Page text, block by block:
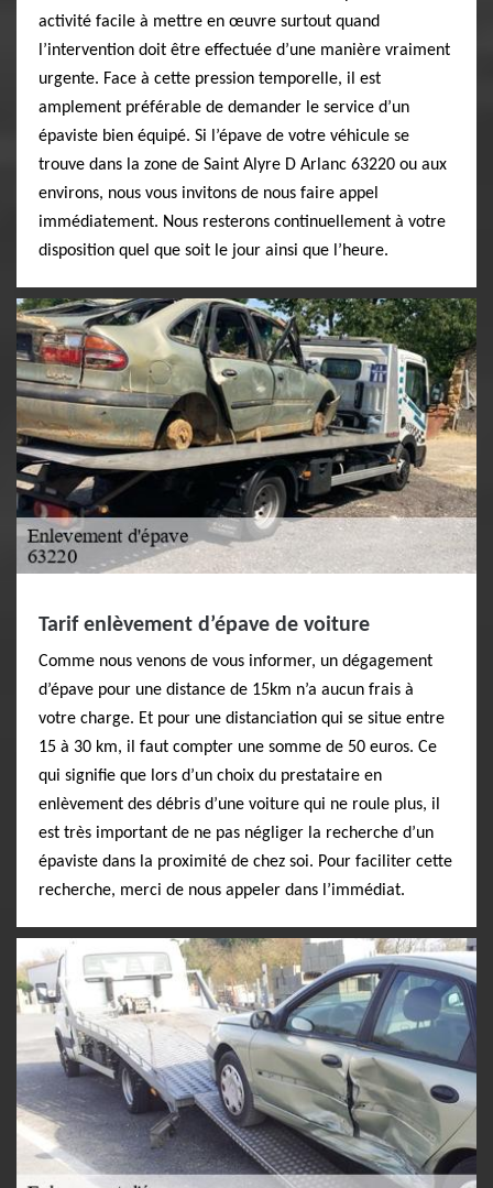
activité facile à mettre en œuvre surtout quand
l’intervention doit être effectuée d’une manière vraiment
urgente. Face à cette pression temporelle, il est
amplement préférable de demander le service d’un
épaviste bien équipé. Si l’épave de votre véhicule se
trouve dans la zone de Saint Alyre D Arlanc 63220 ou aux
environs, nous vous invitons de nous faire appel
immédiatement. Nous resterons continuellement à votre
disposition quel que soit le jour ainsi que l’heure.
Tarif enlèvement d’épave de voiture
Comme nous venons de vous informer, un dégagement
d’épave pour une distance de 15km n’a aucun frais à
votre charge. Et pour une distanciation qui se situe entre
15 à 30 km, il faut compter une somme de 50 euros. Ce
qui signifie que lors d’un choix du prestataire en
enlèvement des débris d’une voiture qui ne roule plus, il
est très important de ne pas négliger la recherche d’un
épaviste dans la proximité de chez soi. Pour faciliter cette
recherche, merci de nous appeler dans l’immédiat.